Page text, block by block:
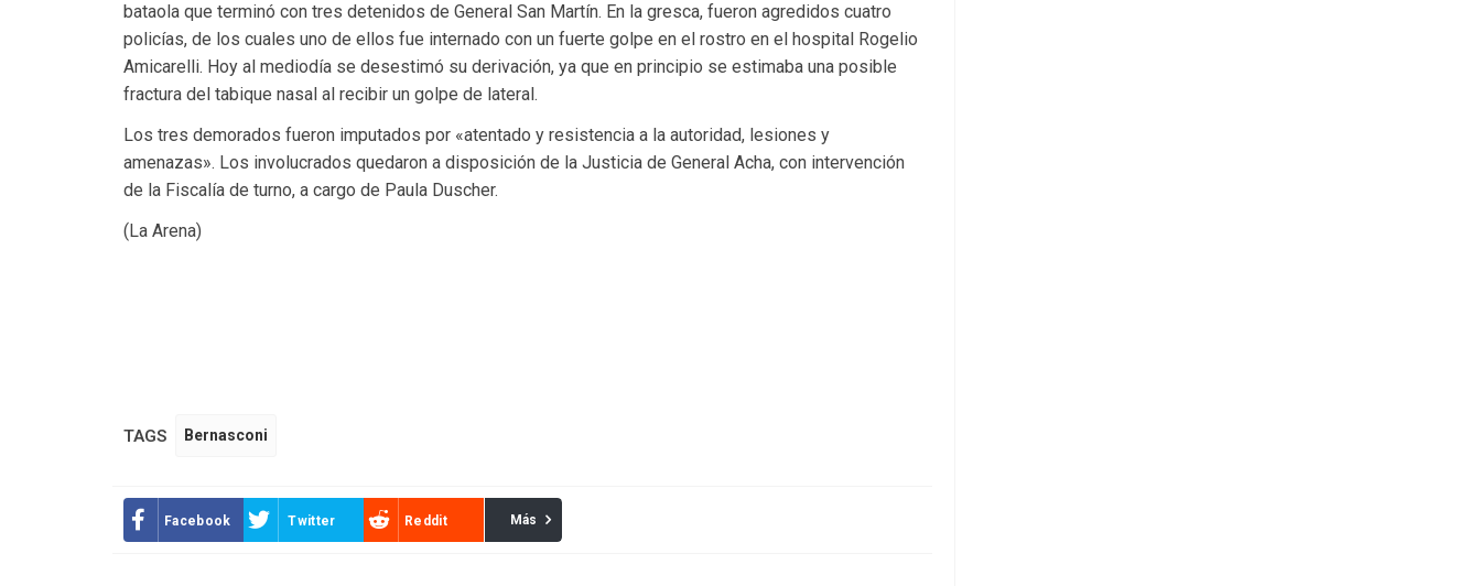
bataola que terminó con tres detenidos de General San Martín. En la gresca, fueron agredidos cuatro
policías, de los cuales uno de ellos fue internado con un fuerte golpe en el rostro en el hospital Rogelio
Amicarelli. Hoy al mediodía se desestimó su derivación, ya que en principio se estimaba una posible
fractura del tabique nasal al recibir un golpe de lateral.
Los tres demorados fueron imputados por «atentado y resistencia a la autoridad, lesiones y
amenazas». Los involucrados quedaron a disposición de la Justicia de General Acha, con intervención
de la Fiscalía de turno, a cargo de Paula Duscher.
(La Arena)
TAGS Bernasconi
Facebook Twitter Reddit Más